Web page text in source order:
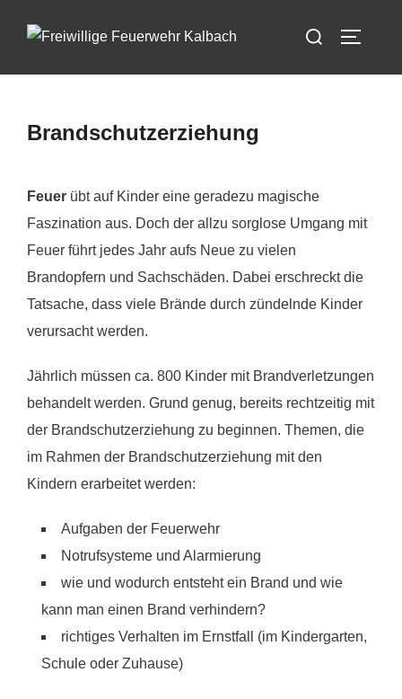
Inhalt
Suchen
Brandschutzerziehung
Feuer übt auf Kinder eine geradezu magische
Faszination aus. Doch der allzu sorglose Umgang mit
Feuer führt jedes Jahr aufs Neue zu vielen
Brandopfern und Sachschäden. Dabei erschreckt die
Tatsache, dass viele Brände durch zündelnde Kinder
verursacht werden.
Jährlich müssen ca. 800 Kinder mit Brandverletzungen
behandelt werden. Grund genug, bereits rechtzeitig mit
der Brandschutzerziehung zu beginnen. Themen, die
im Rahmen der Brandschutzerziehung mit den
Kindern erarbeitet werden:
Aufgaben der Feuerwehr
Notrufsysteme und Alarmierung
wie und wodurch entsteht ein Brand und wie
kann man einen Brand verhindern?
richtiges Verhalten im Ernstfall (im Kindergarten,
Schule oder Zuhause)